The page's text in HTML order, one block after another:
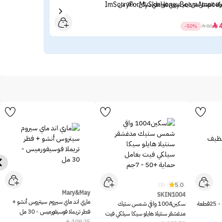
العسل من ايم سوري فور ماي سكن - 30 مل

80

-50%
5.0
(3)
SKIN1004
سكين1004 واقي شمس ستيك
مدغشقر سنتيلا هايلو سيكا سيلكي فيت
Mary&May
ماري اند ماي سيروم سيتروس أنشو +
فطر تريملا فوسيفورميس - 30 مل